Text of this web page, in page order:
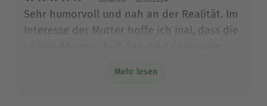
Sehr humorvoll und nah an der Realität. Im
Interesse der Mutter hoffe ich mal, dass die
Überlegungen geschuldet ist.
Mehr lesen